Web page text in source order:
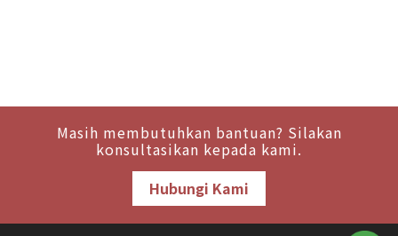
Masih membutuhkan bantuan? Silakan
konsultasikan kepada kami.
Hubungi Kami